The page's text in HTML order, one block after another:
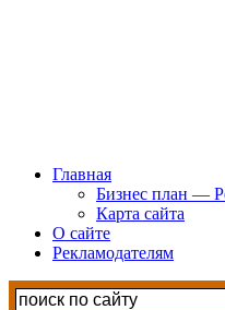
Главная
Бизнес план —
Карта сайта
О сайте
Рекламодателям